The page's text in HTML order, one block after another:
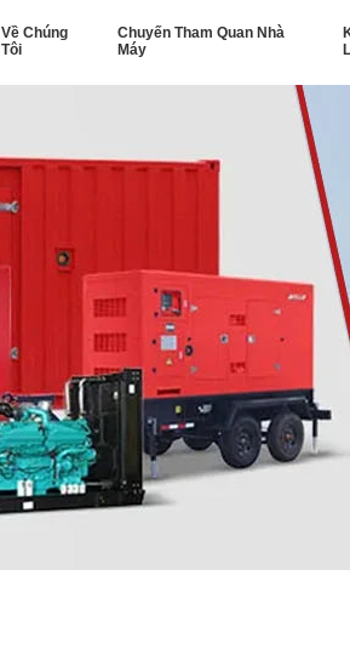
Về Chúng
Tôi
Chuyến Tham Quan Nhà
Máy